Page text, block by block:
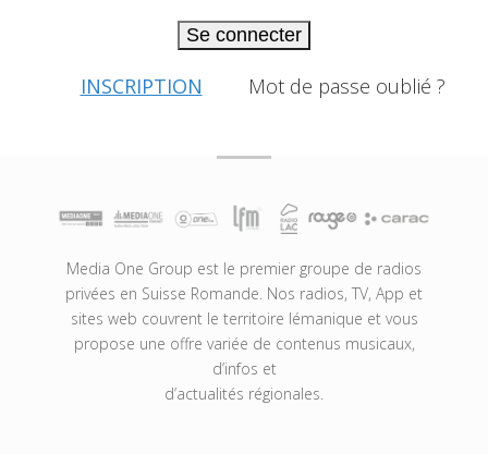
Se connecter
INSCRIPTION Mot de passe oublié ?
Media One Group est le premier groupe de radios
privées en Suisse Romande. Nos radios, TV, App et
sites web couvrent le territoire lémanique et vous
propose une offre variée de contenus musicaux,
d’infos et
d’actualités régionales.